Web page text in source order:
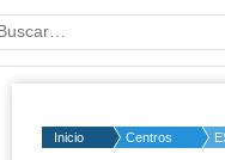
o frase:
Inicio Centros